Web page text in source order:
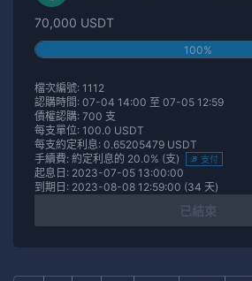
70,000 USDT
100%
檔次編號: 1112
認購時間: 07-04 14:00 至 07-05 12:59
債權認購: 700 支
每支單位: 100.0 USDT
每支約定利息: 0.65205479 USDT
手續費: 約定利息的 20.0% (支)
支付
起息日: 2023-07-05 13:00:00
到期日: 2023-08-08 12:59:00 (34 天)